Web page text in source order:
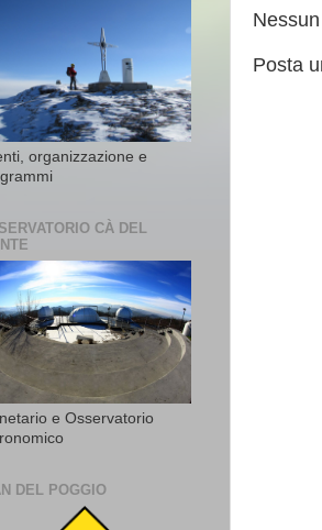
Posta
organizzazione e
CÀ DEL
e Osservatorio
DEL POGGIO